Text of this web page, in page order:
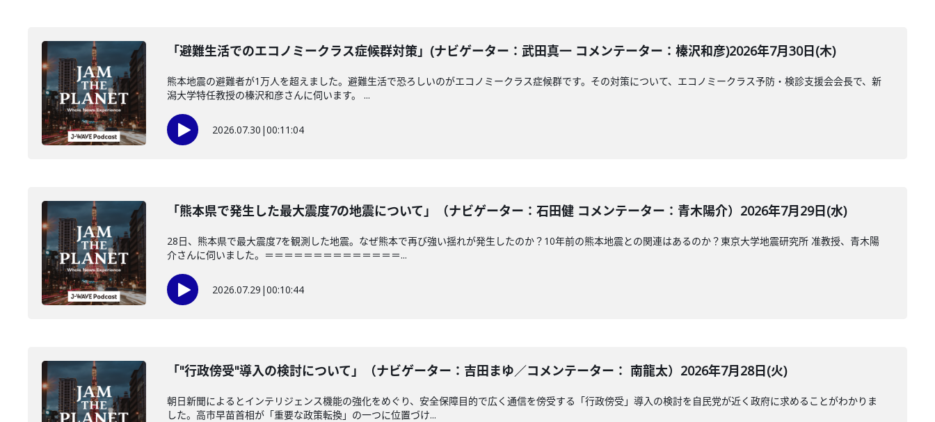
「避難生活でのエコノミークラス症候群対策」(ナビゲーター：武田真一 コメンテーター：榛沢和彦)2026年7月30日(木)
熊本地震の避難者が1万人を超えました。避難生活で恐ろしいのがエコノミークラス症候群です。その対策について、エコノミークラス予防・検診支援会会長で、新
潟大学特任教授の榛沢和彦さんに伺います。 ...
2026.07.30 |00:11:04
「熊本県で発生した最大震度7の地震について」（ナビゲーター：石田健 コメンテーター：青木陽介）2026年7月29日(水)
28日、熊本県で最大震度7を観測した地震。なぜ熊本で再び強い揺れが発生したのか？10年前の熊本地震との関連はあるのか？東京大学地震研究所 准教授、青木陽
介さんに伺いました。＝＝＝＝＝＝＝＝＝＝＝＝＝＝...
2026.07.29 |00:10:44
「"行政傍受"導入の検討について」（ナビゲーター：吉田まゆ／コメンテーター： 南龍太）2026年7月28日(火)
朝日新聞によるとインテリジェンス機能の強化をめぐり、安全保障目的で広く通信を傍受する「行政傍受」導入の検討を自民党が近く政府に求めることがわかりま
した。高市早苗首相が「重要な政策転換」の一つに位置づけ...